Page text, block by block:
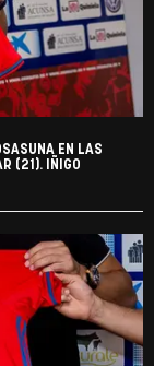
EN LAS
(21). IÑIGO